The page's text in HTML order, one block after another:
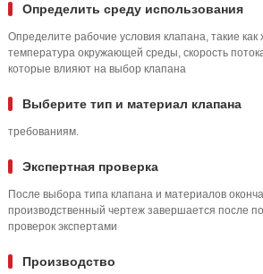
Определить среду использования
Определите рабочие условия клапана, такие как
температура окружающей среды, скорость
которые влияют на выбор клапана
Выберите тип и материал клапана
требованиям.
Экспертная проверка
После выбора типа клапана и материалов
производственный чертеж завершается после
проверок экспертами
Производство